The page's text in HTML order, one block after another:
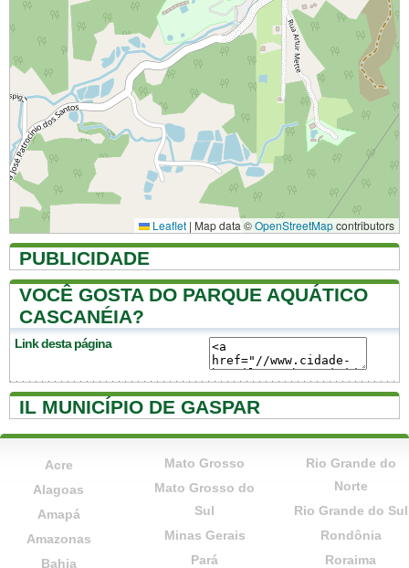
Leaflet | Map data ©OpenStreetMapcontributors
PUBLICIDADE
VOCÊ GOSTA DO PARQUE AQUÁTICO
CASCANÉIA?
Link desta página
IL MUNICÍPIO DE GASPAR
Acre
Alagoas
Amapá
Amazonas
Bahia
Mato Grosso
Mato Grosso do
Sul
Minas Gerais
Pará
Rio Grande do
Norte
Rio Grande do Sul
Rondônia
Roraima